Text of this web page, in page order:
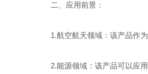
二、应用前景：
1.航空航天领域：该产品作为
2.能源领域：该产品可以应用